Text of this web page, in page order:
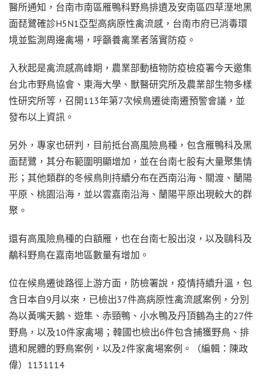
醫所通知，台南市南區雁鴨科野鳥排遺及安南區四草溼地黑
面琵鷺確診H5N1亞型高病原性禽流感，台南市府已消毒環
境並監測周邊禽場，呼籲養禽業者落實防疫。
入秋起是禽流感高峰期，農業部動植物防疫檢疫署今天邀集
台北市野鳥協會、東海大學、獸醫研究所及農業部生物多樣
性研究所等，召開113年第7次候鳥遷徙南遷預警會議，並
發布以上資訊。
另外，專家也研判，目前抵台高風險鳥種，包含雁鴨科及黑
面琵鷺，其分布範圍明顯增加，並在台南七股有大量聚集情
形；其他類群的冬候鳥則持續分布在西南沿海、關渡、蘭陽
平原、桃園沿海，並以雲嘉南沿海、蘭陽平原出現較大的群
聚。
還有高風險鳥種的白額雁，也在台南七股出沒，以及鷗科及
鷸科野鳥在嘉南地區數量有增加。
位在候鳥遷徙路徑上游方面，防檢署說，疫情持續升溫，包
含日本自9月以來，已檢出37件高病原性禽流感案例，分別
為以黃嘴天鵝、遊隼、赤頸鴨、小水鴨及丹頂鶴為主的27件
野鳥，以及10件家禽場；韓國也檢出6件包含捕獲野鳥、排
遺和屍體的野鳥案例，以及2件家禽場案例。（編輯：陳政
偉）1131114